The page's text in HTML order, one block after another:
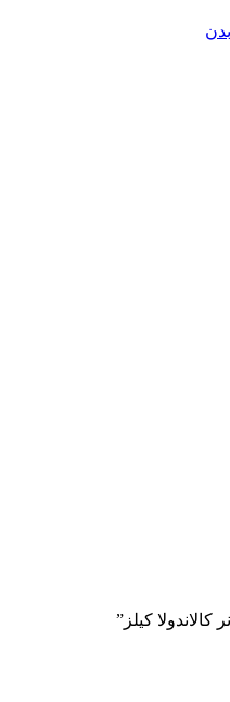
کیلز”